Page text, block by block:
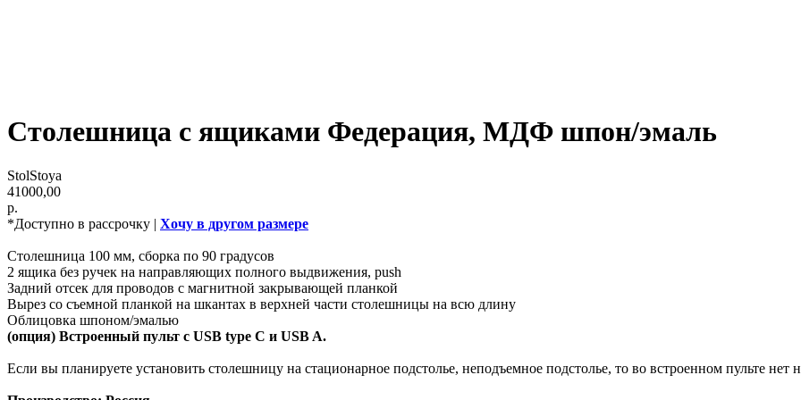
Столешница с ящиками Федерация, МДФ шпон/эмаль
StolStoya
41000,00
р.
*Доступно в рассрочку | Хочу в другом размере
Столешница 100 мм, сборка по 90 градусов
2 ящика без ручек на направляющих полного выдвижения, push
Задний отсек для проводов с магнитной закрывающей планкой
Вырез со съемной планкой на шкантах в верхней части столешницы на всю длину
Облицовка шпоном/эмалью
(опция) Встроенный пульт с USB type C и USB A.
Если вы планируете установить столешницу на стационарное подстолье, неподъемное подстолье, то во встроенном пульте нет